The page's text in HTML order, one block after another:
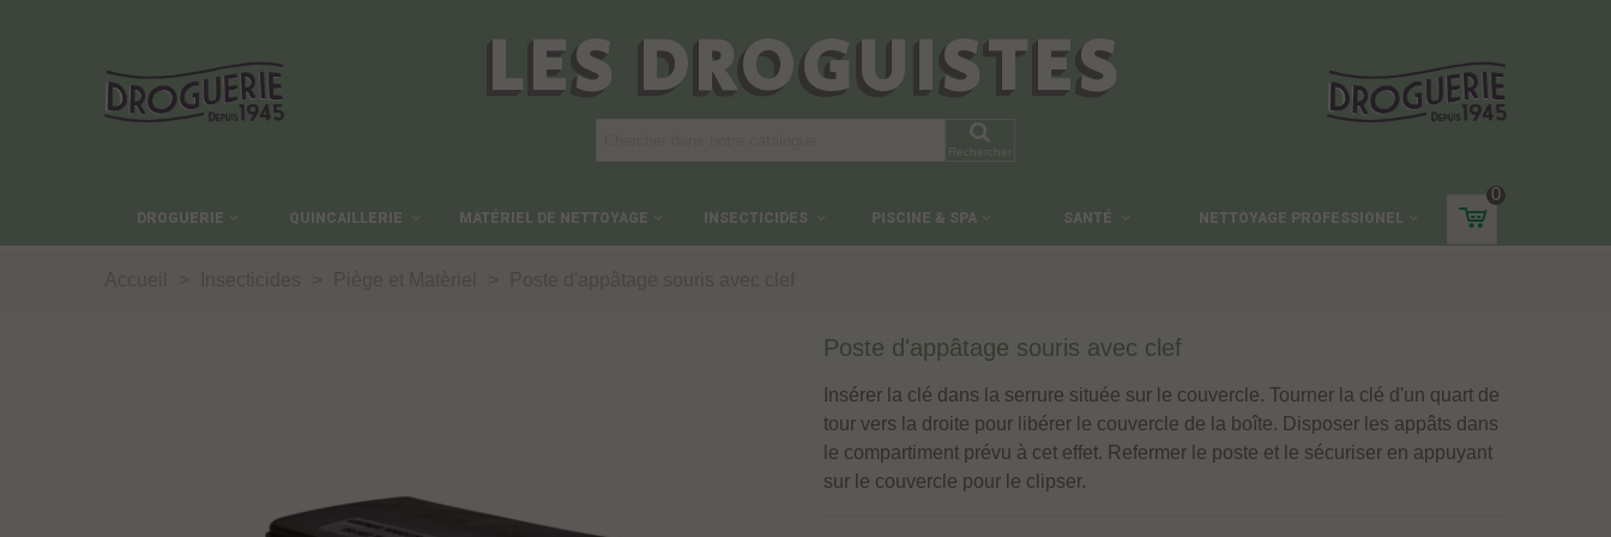
LES DROGUISTES
Rechercher
DROGUERIE QUINCAILLERIE MATÉRIEL DE NETTOYAGE INSECTICIDES PISCINE & SPA SANTÉ NETTOYAGE PROFESSIONEL
0
Poste d'appâtage souris avec clef
Insérer la clé dans la serrure située sur le couvercle. Tourner la clé d'un quart de
tour vers la droite pour libérer le couvercle de la boîte. Disposer les appâts dans
le compartiment prévu à cet effet. Refermer le poste et le sécuriser en appuyant
sur le couvercle pour le clipser.